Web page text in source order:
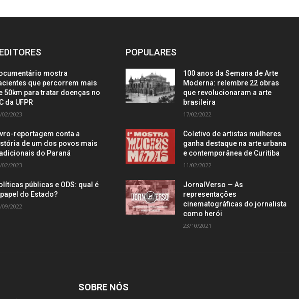
mostra
que percorrem mais
50km para tratar doenças no
da UFPR
02/2023
reportagem conta a
de um dos povos mais
do Paraná
02/2023
públicas e ODS: qual é
do Estado?
09/2022
POPULARES
100 anos da Semana de Arte
Moderna: relembre 22 obras
que revolucionaram a arte
brasileira
17/02/2022
Coletivo de artistas mulheres
ganha destaque na arte urbana
e contemporânea de Curitiba
11/02/2022
JornalVerso — As
representações
cinematográficas do jornalista
como herói
23/10/2021
SOBRE NÓS